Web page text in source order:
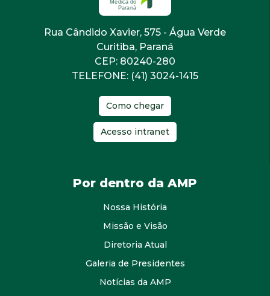
Rua Cândido Xavier, 575 - Água Verde
Curitiba, Paraná
CEP: 80240-280
TELEFONE: (41) 3024-1415
Como chegar
Acesso intranet
Por dentro da AMP
Nossa História
Missão e Visão
Diretoria Atual
Galeria de Presidentes
Notícias da AMP